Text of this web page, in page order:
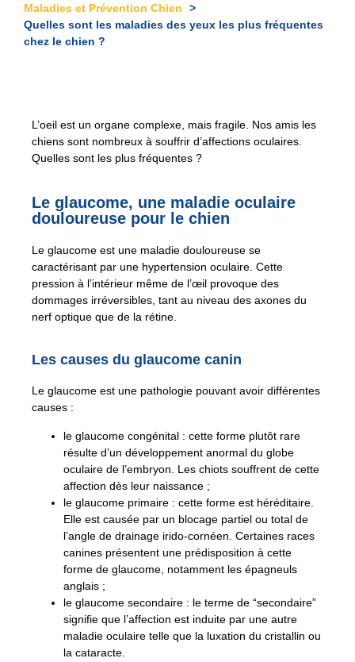
Maladies et Prévention Chien
Quelles sont les maladies des yeux les plus fréquentes
chez le chien ?
L’oeil est un organe complexe, mais fragile. Nos amis les
chiens sont nombreux à souffrir d’affections oculaires.
Quelles sont les plus fréquentes ?
Le glaucome, une maladie oculaire
douloureuse pour le chien
Le glaucome est une maladie douloureuse se
caractérisant par une hypertension oculaire. Cette
pression à l’intérieur même de l’œil provoque des
dommages irréversibles, tant au niveau des axones du
nerf optique que de la rétine.
Les causes du glaucome canin
Le glaucome est une pathologie pouvant avoir différentes
causes :
le glaucome congénital : cette forme plutôt rare
résulte d’un développement anormal du globe
oculaire de l’embryon. Les chiots souffrent de cette
affection dès leur naissance ;
le glaucome primaire : cette forme est héréditaire.
Elle est causée par un blocage partiel ou total de
l’angle de drainage irido-cornéen. Certaines races
canines présentent une prédisposition à cette
forme de glaucome, notamment les épagneuls
anglais ;
le glaucome secondaire : le terme de “secondaire”
signifie que l’affection est induite par une autre
maladie oculaire telle que la luxation du cristallin ou
la cataracte.